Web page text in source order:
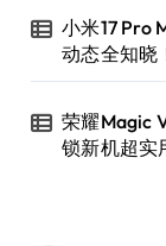
小米17 Pro
动态全知晓
荣耀Magic
锁新机超实